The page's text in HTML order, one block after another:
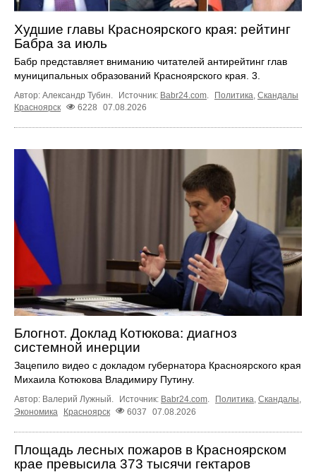
Худшие главы Красноярского края: рейтинг
Бабра за июль
Бабр представляет вниманию читателей антирейтинг глав
муниципальных образований Красноярского края. 3.
Автор: Александр Тубин. Источник: Babr24.com Политика Скандалы
Красноярск
6228 07.08.2026
Блогнот. Доклад Котюкова: диагноз
системной инерции
Зацепило видео с докладом губернатора Красноярского края
Михаила Котюкова Владимиру Путину.
Автор: Валерий Лужный. Источник: Babr24.com. Политика, Скандалы,
Экономика
Красноярск 6037 07.08.2026
Площадь лесных пожаров в Красноярском
крае превысила 373 тысячи гектаров